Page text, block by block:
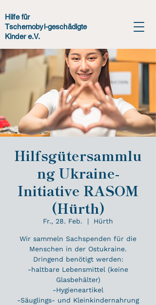
Hilfe für
Tschernobyl-geschädigte
Kinder e.V.
Hilfsgütersammlu
ng Ukraine-
Initiative RASOM
(Hürth)
Fr., 28. Feb.
  |
Hürth
Wir sammeln Sachspenden für die
Menschen in der Ostukraine.
Dringend benötigt werden:
-haltbare Lebensmittel (keine
Glasbehälter)
-Hygieneartikel
-Säuglings- und Kleinkindernahrung